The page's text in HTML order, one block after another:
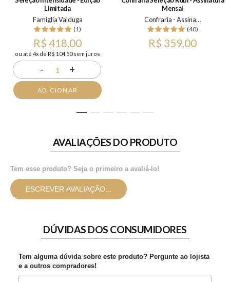
Limitada
Famiglia Valduga
(1)
R$ 418,00
ou até 4x de R$ 104,50 sem juros
- 1 +
ADICIONAR
Mensal
Confraria - Assinatura Mensal
(40)
R$ 359,00
AVALIAÇÕES DO PRODUTO
Tem esse produto? Seja o primeiro a avaliá-lo!
ESCREVER AVALIAÇÃO...
DÚVIDAS DOS CONSUMIDORES
Tem alguma dúvida sobre este produto? Pergunte ao lojista
e a outros compradores!